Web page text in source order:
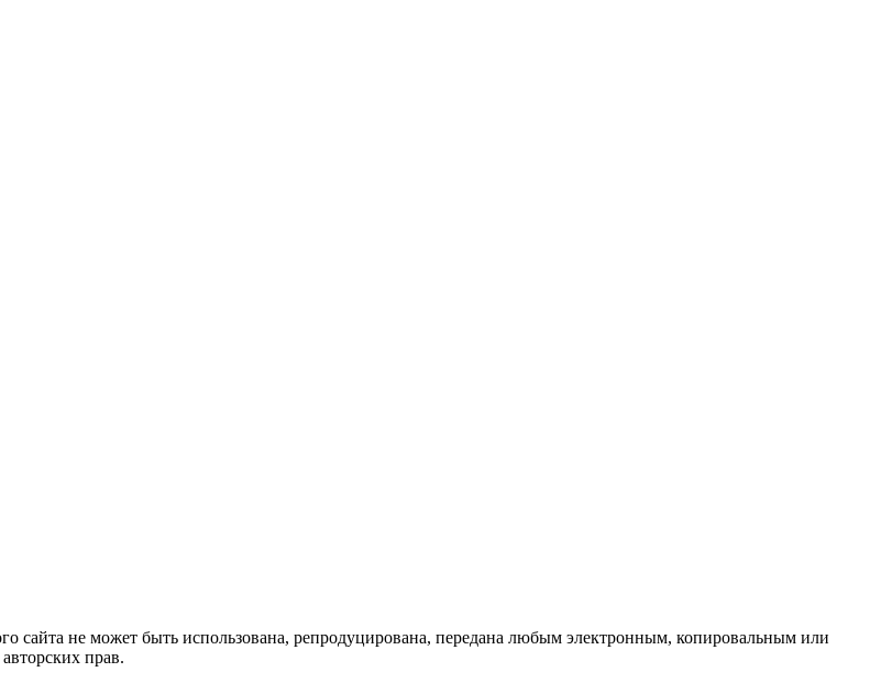
сайта не может быть использована, репродуцирована, передана любым электронным, копировальным или
прав.